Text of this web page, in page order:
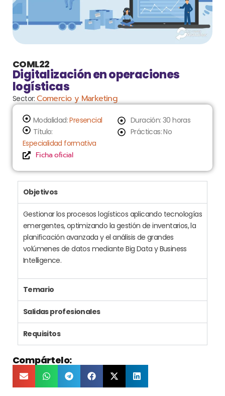
COML22
Digitalización en operaciones
logísticas
Sector:Comercio y Marketing
Modalidad:Presencial
Título:
Especialidad formativa
Ficha oficial
Duración: 30 horas
Prácticas: No
Objetivos
Gestionar los procesos logísticos aplicando tecnologías
emergentes, optimizando la gestión de inventarios, la
planificación avanzada y el análisis de grandes
volúmenes de datos mediante Big Data y Business
Intelligence.
Temario
Salidas profesionales
Requisitos
Compártelo: